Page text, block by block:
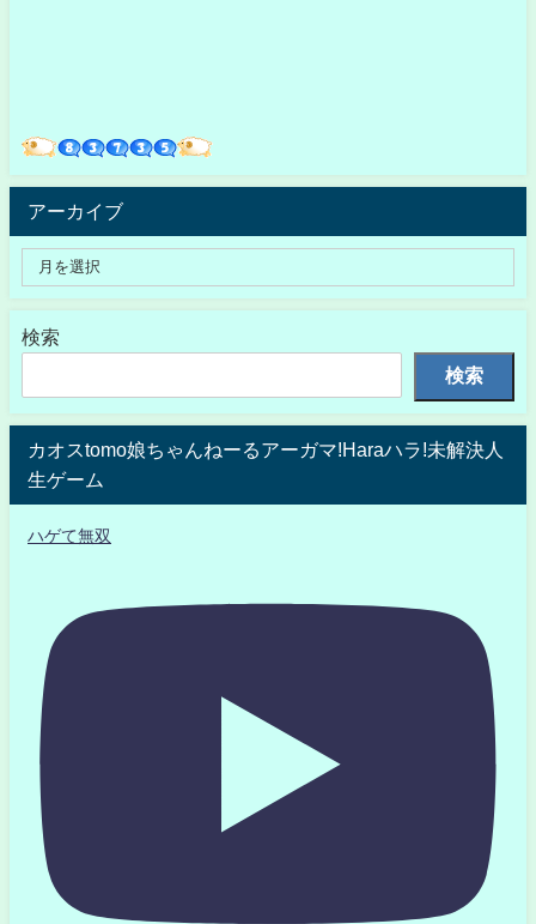
アーカイブ
検索
検索
カオスtomo娘ちゃんねーるアーガマ!Haraハラ!未解決人
生ゲーム
ハゲて無双